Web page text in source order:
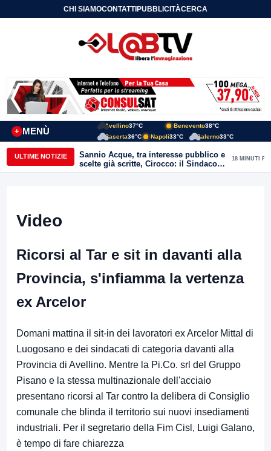
CHI SIAMOCONTATTIPUBBLICITÀCERCA
MENÙ
+
Avellino37°C Benevento38°C
Caserta36°C Napoli33°C Salerno33°C
ULTIME NOTIZIE
Sannio Acque, tra interesse pubblico e
scelte già scritte, Cirocco: il Sindaco
renda chiara la posizione di Molinara
18 MINUTI FA
Video
Ricorsi al Tar e sit in davanti alla
Provincia, s'infiamma la vertenza
ex Arcelor
Domani mattina il sit-in dei lavoratori ex Arcelor Mittal di
Luogosano e dei sindacati di categoria davanti alla
Provincia di Avellino. Mentre la Pi.Co. srl del Gruppo
Pisano e la stessa multinazionale dell'acciaio
presentano ricorsi al Tar contro la delibera di Consiglio
comunale che blinda il territorio sui nuovi insediamenti
industriali. Per il segretario della Fim Cisl, Luigi Galano,
è tempo di fare chiarezza